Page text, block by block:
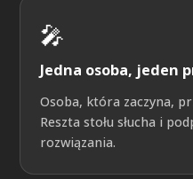
🎤
Jedna osoba, jeden
Osoba, która zaczyna,
Reszta stołu słucha i
rozwiązania.